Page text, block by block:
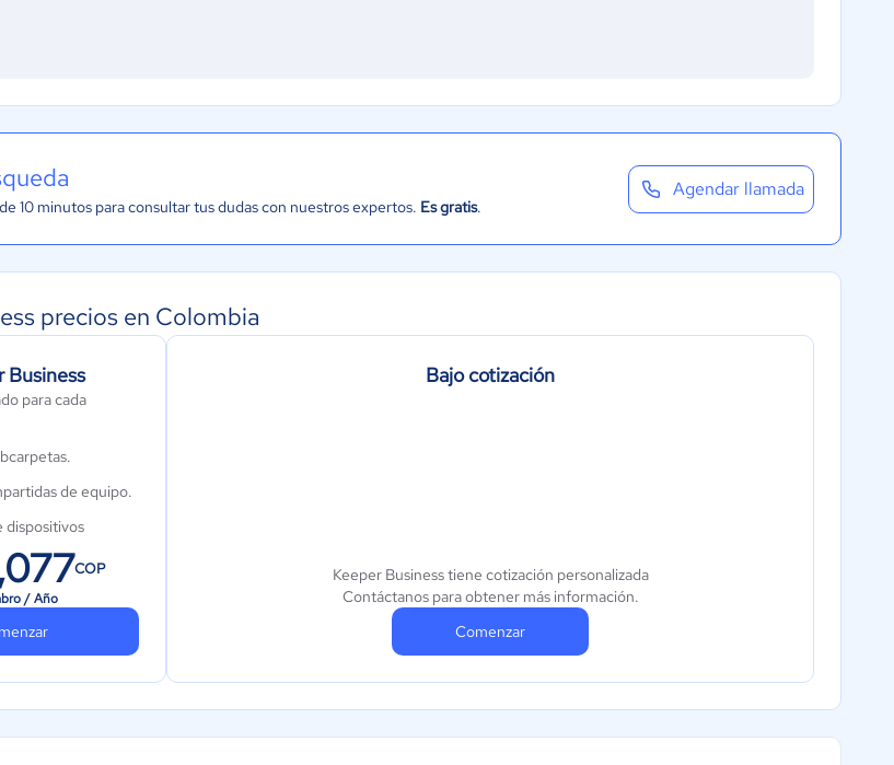
10 minutos para consultar tus dudas con nuestros expertos. Es gratis.
Agendar llamada
precios en Colombia
Business
para cada
de equipo.
dispositivos
y gestión de
COP
/ Año
Bajo cotización
Keeper Business tiene cotización personalizada
Contáctanos para obtener más información.
Comenzar